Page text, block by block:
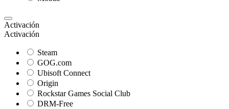
Activación
Activación
Steam
GOG.com
Ubisoft Connect
Origin
Rockstar Games Social Club
DRM-Free